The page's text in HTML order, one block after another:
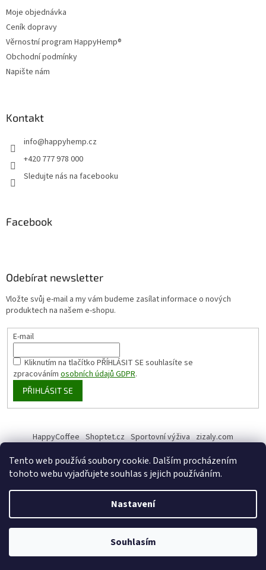
Tento web používá soubory cookie. Dalším procházením
tohoto webu vyjadřujete souhlas s jejich používáním.
Nastavení
Souhlasím
Moje objednávka
Ceník dopravy
Věrnostní program HappyHemp®
Obchodní podmínky
Napište nám
Kontakt
info@happyhemp.cz
+420 777 978 000
Sledujte nás na facebooku
Facebook
Odebírat newsletter
Vložte svůj e-mail a my vám budeme zasílat informace o nových
produktech na našem e-shopu.
E-mail
Kliknutím na tlačítko PŘÍHLÁSIT SEsouhlasíte se
zpracovánímosobních údajů GDPR.
PŘIHLÁSIT SE
HappyCoffee Shoptet.cz Sportovní výživa zizaly.com
Copyright 2026HappyHemp. Všechna práva vyhrazena.Upravit
nastavení cookies
Získejte slevu 5% na Váš první nákup